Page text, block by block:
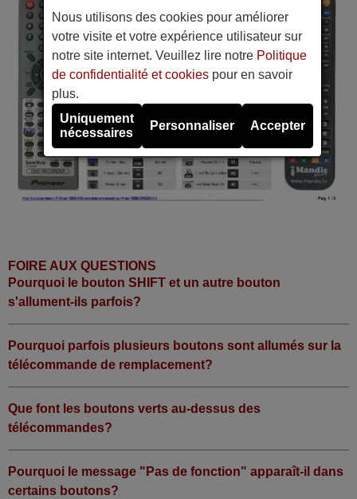
FOIRE AUX QUESTIONS
Pourquoi le bouton SHIFT et un autre bouton
s'allument-ils parfois?
Pourquoi parfois plusieurs boutons sont allumés sur la
télécommande de remplacement?
Que font les boutons verts au-dessus des
télécommandes?
Pourquoi le message "Pas de fonction" apparaît-il dans
certains boutons?
Nous utilisons des cookies pour améliorer
votre visite et votre expérience utilisateur sur
notre site internet. Veuillez lire notre Politique
de confidentialité et cookiespour en savoir
plus.
Uniquement
nécessaires
Personnaliser Accepter